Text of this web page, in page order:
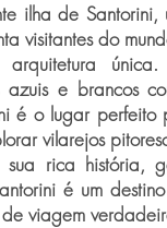
ilha de
visitantes do
única.
azuis e brancos
é o lugar
vilarejos
sua rica história,
é um
viagem